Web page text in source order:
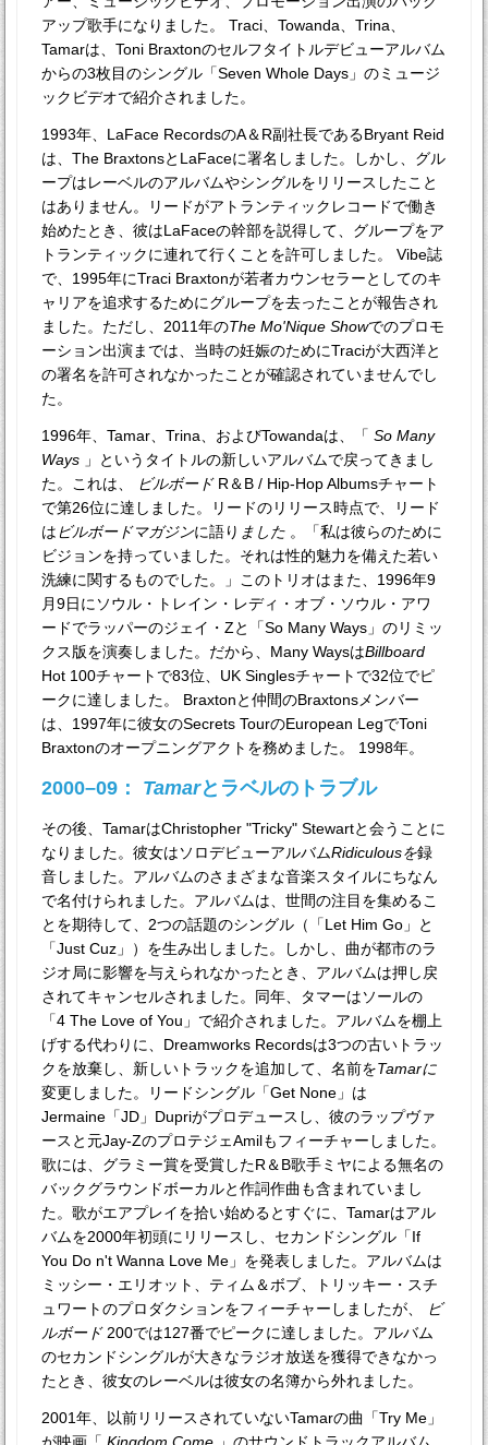
アップ歌手になりました。 Traci、Towanda、Trina、
Tamarは、Toni Braxtonのセルフタイトルデビューアルバム
からの3枚目のシングル「Seven Whole Days」のミュージ
ックビデオで紹介されました。
1993年、LaFace RecordsのA＆R副社長であるBryant Reid
は、The BraxtonsとLaFaceに署名しました。しかし、グル
ープはレーベルのアルバムやシングルをリリースしたこと
はありません。リードがアトランティックレコードで働き
始めたとき、彼はLaFaceの幹部を説得して、グループをア
トランティックに連れて行くことを許可しました。 Vibe誌
で、1995年にTraci Braxtonが若者カウンセラーとしてのキ
ャリアを追求するためにグループを去ったことが報告され
ました。ただし、2011年のThe Mo'Nique Showでのプロモ
ーション出演までは、当時の妊娠のためにTraciが大西洋と
の署名を許可されなかったことが確認されていませんでし
た。
1996年、Tamar、Trina、およびTowandaは、「So Many
Ways 」というタイトルの新しいアルバムで戻ってきまし
た。これは、
ビルボードR＆B / Hip-Hop Albumsチャート
で第26位に達しました。リードのリリース時点で、リード
は ビルボードマガジンに語り ました 。「私は彼らのために
ビジョンを持っていました。それは性的魅力を備えた若い
洗練に関するものでした。」このトリオはまた、1996年9
月9日にソウル・トレイン・レディ・オブ・ソウル・アワ
ードでラッパーのジェイ・Zと「So Many Ways」のリミッ
クス版を演奏しました。だから、Many WaysはBillboard
Hot 100チャートで83位、UK Singlesチャートで32位でピ
ークに達しました。 Braxtonと仲間のBraxtonsメンバー
は、1997年に彼女のSecrets TourのEuropean LegでToni
Braxtonのオープニングアクトを務めました。 1998年。
2000–09： Tamarとラベルのトラブル
その後、TamarはChristopher "Tricky" Stewartと会うことに
なりました。彼女はソロデビューアルバムRidiculousを録
音しました。アルバムのさまざまな音楽スタイルにちなん
で名付けられました。アルバムは、世間の注目を集めるこ
とを期待して、2つの話題のシングル（「Let Him Go」と
「Just Cuz」）を生み出しました。しかし、曲が都市のラ
ジオ局に影響を与えられなかったとき、アルバムは押し戻
されてキャンセルされました。同年、タマーはソールの
「4 The Love of You」で紹介されました。アルバムを棚上
げする代わりに、Dreamworks Recordsは3つの古いトラッ
クを放棄し、新しいトラックを追加して、名前をTamarに
変更しました。リードシングル「Get None」は
Jermaine「JD」Dupriがプロデュースし、彼のラップヴァ
ースと元Jay-ZのプロテジェAmilもフィーチャーしました。
歌には、グラミー賞を受賞したR＆B歌手ミヤによる無名の
バックグラウンドボーカルと作詞作曲も含まれていまし
た。歌がエアプレイを拾い始めるとすぐに、Tamarはアル
バムを2000年初頭にリリースし、セカンドシングル「If
You Do n't Wanna Love Me」を発表しました。アルバムは
ミッシー・エリオット、ティム＆ボブ、トリッキー・スチ
ュワートのプロダクションをフィーチャーしましたが、
ビ
ルボード200では127番でピークに達しました。アルバム
のセカンドシングルが大きなラジオ放送を獲得できなかっ
たとき、彼女のレーベルは彼女の名簿から外れました。
2001年、以前リリースされていないTamarの曲「Try Me」